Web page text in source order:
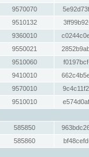
9570070
9510132
9360010
9550021
9510060
9410010
9570010
9510010
585850
585860